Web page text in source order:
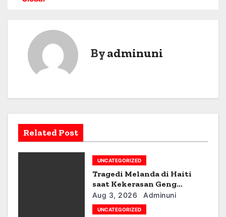
v
g
a
Byadminuni
Related Post
UNCATEGORIZED
Tragedi Melanda di Haiti
saat Kekerasan Geng
Meningkat
Aug 3, 2026 Adminuni
UNCATEGORIZED